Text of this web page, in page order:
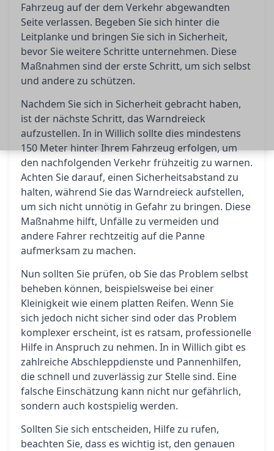
Fahrzeug auf der dem Verkehr abgewandten
Seite verlassen. Begeben Sie sich hinter die
Leitplanke und bringen Sie sich in Sicherheit,
bevor Sie weitere Schritte unternehmen. Diese
Maßnahmen sind der erste Schritt, um sich selbst
und andere zu schützen.
Nachdem Sie sich in Sicherheit gebracht haben,
ist der nächste Schritt, das Warndreieck
aufzustellen. In in Willich sollte dies mindestens
150 Meter hinter Ihrem Fahrzeug erfolgen, um
den nachfolgenden Verkehr frühzeitig zu warnen.
Achten Sie darauf, einen Sicherheitsabstand zu
halten, während Sie das Warndreieck aufstellen,
um sich nicht unnötig in Gefahr zu bringen. Diese
Maßnahme hilft, Unfälle zu vermeiden und
andere Fahrer rechtzeitig auf die Panne
aufmerksam zu machen.
Nun sollten Sie prüfen, ob Sie das Problem selbst
beheben können, beispielsweise bei einer
Kleinigkeit wie einem platten Reifen. Wenn Sie
sich jedoch nicht sicher sind oder das Problem
komplexer erscheint, ist es ratsam, professionelle
Hilfe in Anspruch zu nehmen. In in Willich gibt es
zahlreiche Abschleppdienste und Pannenhilfen,
die schnell und zuverlässig zur Stelle sind. Eine
falsche Einschätzung kann nicht nur gefährlich,
sondern auch kostspielig werden.
Sollten Sie sich entscheiden, Hilfe zu rufen,
beachten Sie, dass es wichtig ist, den genauen